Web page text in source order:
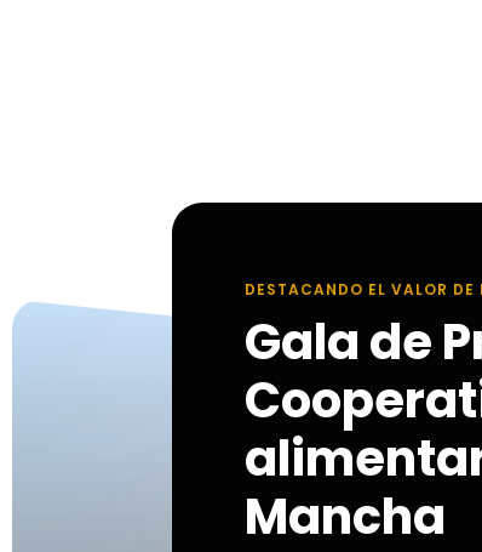
DESTACANDO EL VALOR
Gala de
Mancha